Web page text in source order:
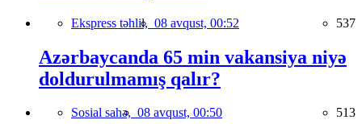
Ekspress təhlil, 08 avqust, 00:52 537
Azərbaycanda 65 min vakansiya niyə
doldurulmamış qalır?
Sosial sahə, 08 avqust, 00:50 513